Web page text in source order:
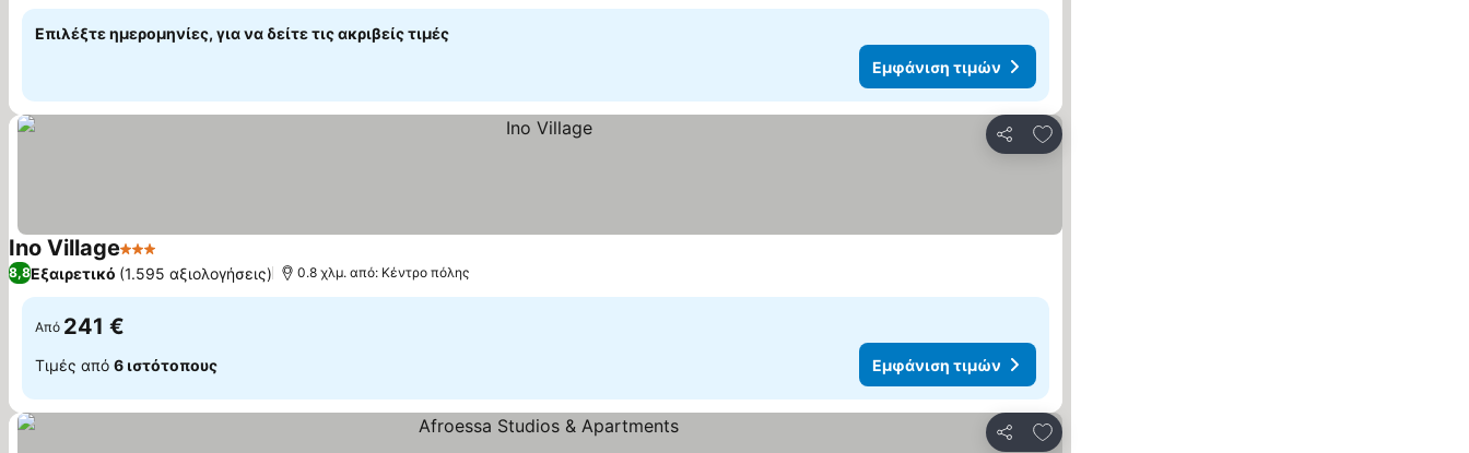
Επιλέξτε ημερομηνίες, για να δείτε τις ακριβείς τιμές
Εμφάνιση τιμών
Κοινοποίηση
Προσθήκη στα αγαπημένα
Ino Village3 ΑστέριαΕμφάνιση τιμών
8,8Εξαιρετικό (1.595 αξιολογήσεις) 0.8 χλμ. από: Κέντρο πόλης
Από 241 €
Τιμές από 6 ιστότοπους Εμφάνιση τιμών
Κοινοποίηση
Προσθήκη στα αγαπημένα